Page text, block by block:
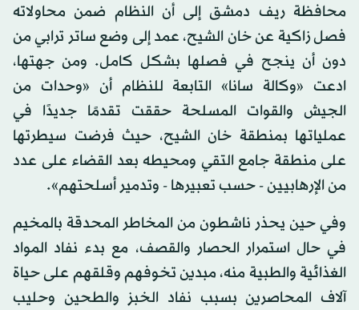
محافظة ريف دمشق إلى أن النظام ضمن محاولاته
فصل زاكية عن خان الشيح، عمد إلى وضع ساتر ترابي من
دون أن ينجح في فصلها بشكل كامل. ومن جهتها،
ادعت «وكالة سانا» التابعة للنظام أن «وحدات من
الجيش والقوات المسلحة حققت تقدمًا جديدًا في
عملياتها بمنطقة خان الشيح، حيث فرضت سيطرتها
على منطقة جامع التقي ومحيطه بعد القضاء على عدد
من الإرهابيين - حسب تعبيرها - وتدمير أسلحتهم».
وفي حين يحذر ناشطون من المخاطر المحدقة بالمخيم
في حال استمرار الحصار والقصف، مع بدء نفاد المواد
الغذائية والطبية منه، مبدين تخوفهم وقلقهم على حياة
آلاف المحاصرين بسبب نفاد الخبز والطحين وحليب